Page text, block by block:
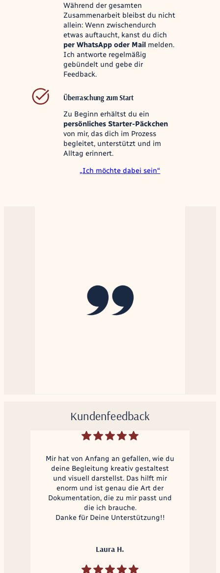
Während der gesamten
Zusammenarbeit bleibst du nicht
allein: Wenn zwischendurch
etwas auftaucht, kanst du dich
per WhatsApp oder Mail melden.
Ich antworte regelmäßig
gebündelt und gebe dir
Feedback.
Überraschung zum Start
Zu Beginn erhältst du ein
persönliches Starter-Päckchen
von mir, das dich im Prozess
begleitet, unterstützt und im
Alltag erinnert.
„Ich möchte dabei sein“
Kundenfeedback
Mir hat von Anfang an gefallen, wie du
deine Begleitung kreativ gestaltest
und visuell darstellst. Das hilft mir
enorm und ist genau die Art der
Dokumentation, die zu mir passt und
die ich brauche.
Danke für Deine Unterstützung!!
Laura H.